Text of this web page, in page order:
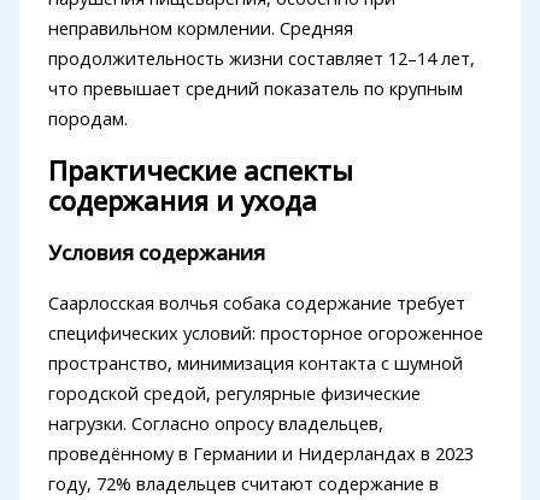
неправильном кормлении. Средняя
продолжительность жизни составляет 12–14 лет,
что превышает средний показатель по крупным
породам.
Практические аспекты
содержания и ухода
Условия содержания
Саарлосская волчья собака содержание требует
специфических условий: просторное огороженное
пространство, минимизация контакта с шумной
городской средой, регулярные физические
нагрузки. Согласно опросу владельцев,
проведённому в Германии и Нидерландах в 2023
году, 72% владельцев считают содержание в